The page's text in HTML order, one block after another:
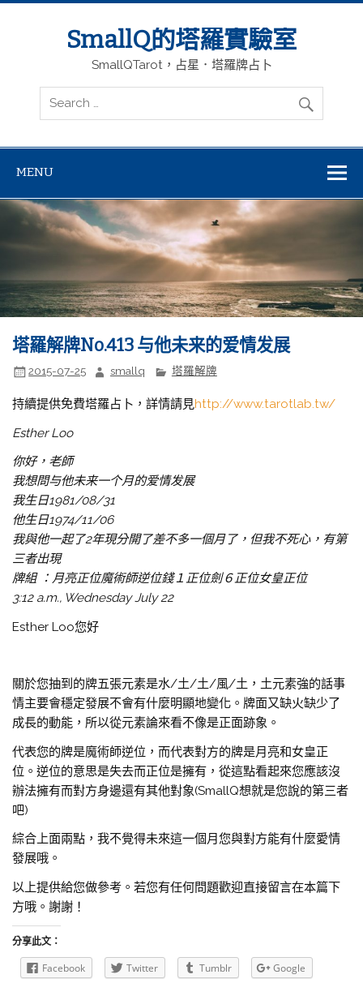
SmallQ的塔羅實驗室
SmallQTarot，占星．塔羅牌占卜
MENU
塔羅解牌No.413 与他未来的爱情发展
2015-07-25 smallq 塔羅解牌
持續提供免費塔羅占卜，詳情請見http://www.tarotlab.tw/
Esther Loo
你好，老師
我想問与他未来一个月的爱情发展
我生日1981/08/31
他生日1974/11/06
我與他一起了2年現分開了差不多一個月了，但我不死心，有第
三者出現
牌組 ：月亮正位魔術師逆位錢１正位劍６正位女皇正位
3:12 a.m., Wednesday July 22
Esther Loo您好
關於您抽到的牌五張元素是水/土/土/風/土，土元素強的話事
情主要會穩定發展不會有什麼明顯地變化。牌面又缺火缺少了
成長的動能，所以從元素論來看不像是正面跡象。
代表您的牌是魔術師逆位，而代表對方的牌是月亮和女皇正
位。逆位的意思是失去而正位是擁有，從這點看起來您應該沒
辦法擁有而對方身邊還有其他對象(SmallQ想就是您說的第三者
吧)
綜合上面兩點，我不覺得未來這一個月您與對方能有什麼愛情
發展哦。
以上提供給您做參考。若您有任何問題歡迎直接留言在本篇下
方哦。謝謝！
分享此文：
Facebook Twitter Tumblr Google